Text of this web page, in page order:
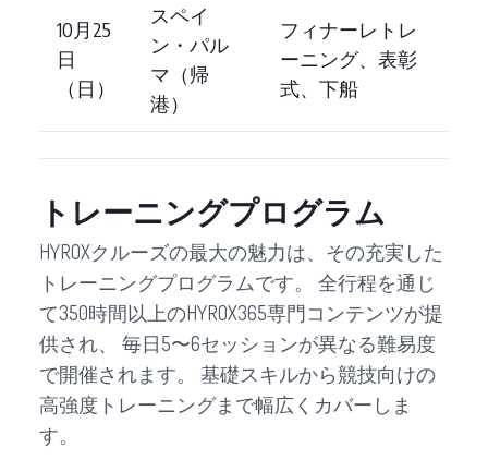
10月25
日
（日）
スペイ
ン・パル
マ（帰
港）
フィナーレトレ
ーニング、表彰
式、下船
トレーニングプログラム
HYROXクルーズの最大の魅力は、その充実した
トレーニングプログラムです。 全行程を通じ
て350時間以上のHYROX365専門コンテンツが提
供され、 毎日5〜6セッションが異なる難易度
で開催されます。 基礎スキルから競技向けの
高強度トレーニングまで幅広くカバーしま
す。